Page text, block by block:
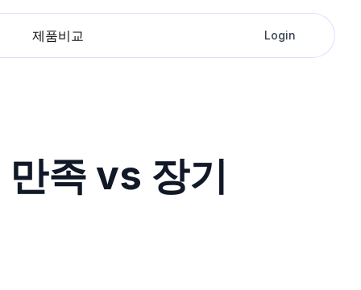
제품비교 Login
족 vs 장기